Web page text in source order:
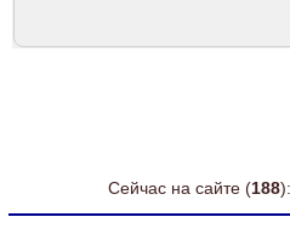
Сейчас на сайте (188